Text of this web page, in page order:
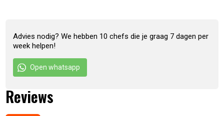
afwasmiddel en water.
Advies nodig? We hebben 10 chefs die je graag 7 dagen per
week helpen!
Open whatsapp
Reviews